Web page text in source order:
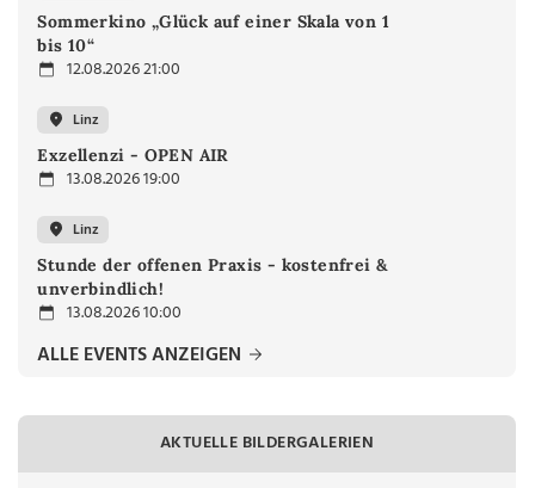
Sommerkino „Glück auf einer Skala von 1
bis 10“
12.08.2026 21:00
Linz
Exzellenzi - OPEN AIR
13.08.2026 19:00
Linz
Stunde der offenen Praxis - kostenfrei &
unverbindlich!
13.08.2026 10:00
ALLE EVENTS ANZEIGEN
AKTUELLE BILDERGALERIEN